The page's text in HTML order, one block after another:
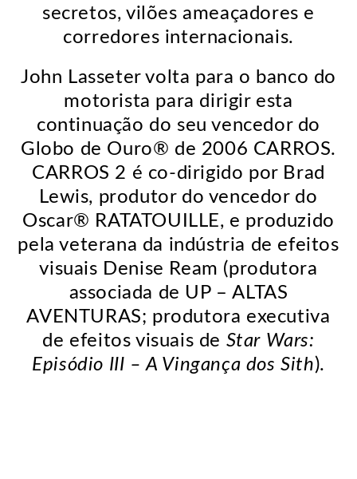
secretos, vilões ameaçadores e
corredores internacionais.
John Lasseter volta para o banco do
motorista para dirigir esta
continuação do seu vencedor do
Globo de Ouro® de 2006 CARROS.
CARROS 2 é co-dirigido por Brad
Lewis, produtor do vencedor do
Oscar® RATATOUILLE, e produzido
pela veterana da indústria de efeitos
visuais Denise Ream (produtora
associada de UP – ALTAS
AVENTURAS; produtora executiva
de efeitos visuais de Star Wars:
Episódio III – A Vingança dos Sith).